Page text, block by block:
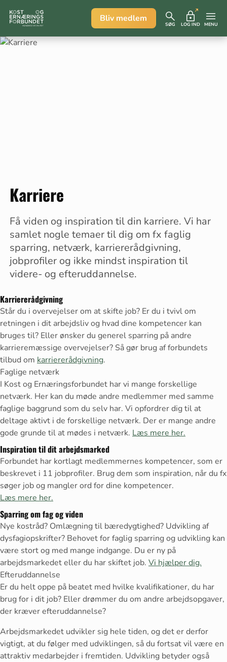
SØG LOG IND
Bliv medlem
MENU
Karriere
Få viden og inspiration til din karriere. Vi har
samlet nogle temaer til dig om fx faglig
sparring, netværk, karriererådgivning,
jobprofiler og ikke mindst inspiration til
videre- og efteruddannelse.
Karriererådgivning
Står du i overvejelser om at skifte job? Er du i tvivl om
retningen i dit arbejdsliv og hvad dine kompetencer kan
bruges til? Eller ønsker du generel sparring på andre
karrieremæssige overvejelser? Så gør brug af forbundets
tilbud om karriererådgivning.
Faglige netværk
I Kost og Ernæringsforbundet har vi mange forskellige
netværk. Her kan du møde andre medlemmer med samme
faglige baggrund som du selv har. Vi opfordrer dig til at
deltage aktivt i de forskellige netværk. Der er mange andre
gode grunde til at mødes i netværk. Læs mere her.
Inspiration til dit arbejdsmarked
Forbundet har kortlagt medlemmernes kompetencer, som er
beskrevet i 11 jobprofiler. Brug dem som inspiration, når du fx
søger job og mangler ord for dine kompetencer.
Læs mere her.
Sparring om fag og viden
Nye kostråd? Omlægning til bæredygtighed? Udvikling af
dysfagiopskrifter? Behovet for faglig sparring og udvikling kan
være stort og med mange indgange. Du er ny på
arbejdsmarkedet eller du har skiftet job. Vi hjælper dig.
Efteruddannelse
Er du helt oppe på beatet med hvilke kvalifikationer, du har
brug for i dit job? Eller drømmer du om andre arbejdsopgaver,
der kræver efteruddannelse?
Arbejdsmarkedet udvikler sig hele tiden, og det er derfor
vigtigt, at du følger med udviklingen, så du fortsat vil være en
attraktiv medarbejder i fremtiden. Udvikling betyder også